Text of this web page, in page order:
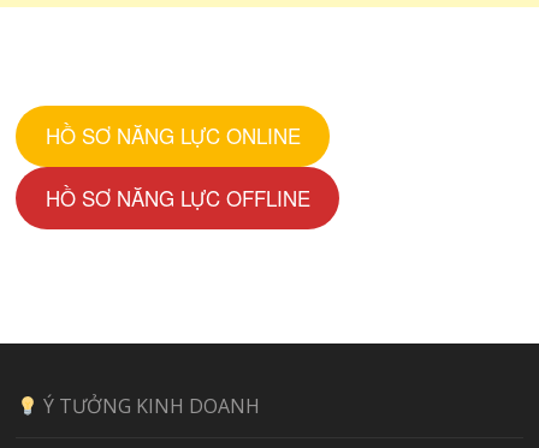
HỒ SƠ NĂNG LỰC ONLINE
HỒ SƠ NĂNG LỰC OFFLINE
Ý TƯỞNG KINH DOANH